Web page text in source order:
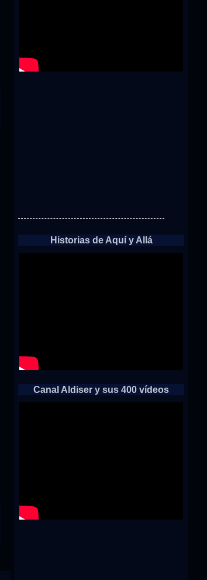
Historias de Aquí y Allá
Canal Aldiser y sus 400 vídeos